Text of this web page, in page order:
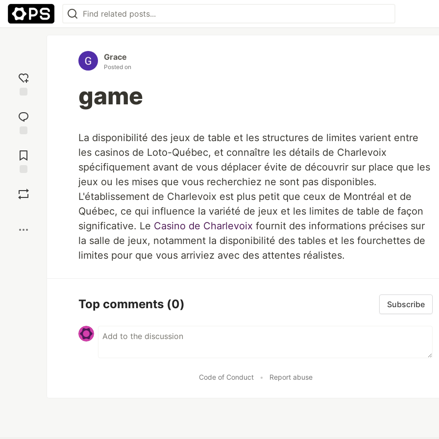
reaction
Comments
Grace
Posted on
game
La disponibilité des jeux de table et les structures de limites varient entre
les casinos de Loto-Québec, et connaître les détails de Charlevoix
spécifiquement avant de vous déplacer évite de découvrir sur place que les
jeux ou les mises que vous recherchiez ne sont pas disponibles.
L'établissement de Charlevoix est plus petit que ceux de Montréal et de
Québec, ce qui influence la variété de jeux et les limites de table de façon
significative. Le Casino de Charlevoix fournit des informations précises sur
la salle de jeux, notamment la disponibilité des tables et les fourchettes de
limites pour que vous arriviez avec des attentes réalistes.
Top comments (0) Subscribe
Code of Conduct • Report abuse